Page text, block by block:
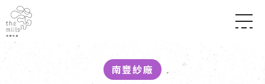
南豐紗廠